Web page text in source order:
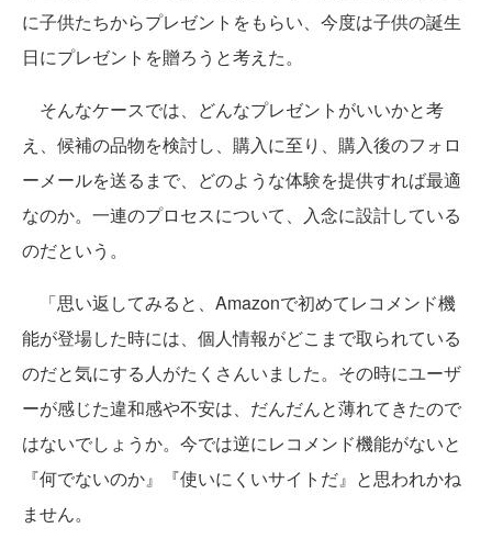
に子供たちからプレゼントをもらい、今度は子供の誕生
日にプレゼントを贈ろうと考えた。
そんなケースでは、どんなプレゼントがいいかと考
え、候補の品物を検討し、購入に至り、購入後のフォロ
ーメールを送るまで、どのような体験を提供すれば最適
なのか。一連のプロセスについて、入念に設計している
のだという。
「思い返してみると、Amazonで初めてレコメンド機
能が登場した時には、個人情報がどこまで取られている
のだと気にする人がたくさんいました。その時にユーザ
ーが感じた違和感や不安は、だんだんと薄れてきたので
はないでしょうか。今では逆にレコメンド機能がないと
『何でないのか』『使いにくいサイトだ』と思われかね
ません。